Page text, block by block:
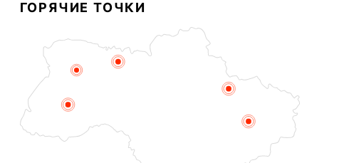
ГОРЯЧИЕ ТОЧКИ